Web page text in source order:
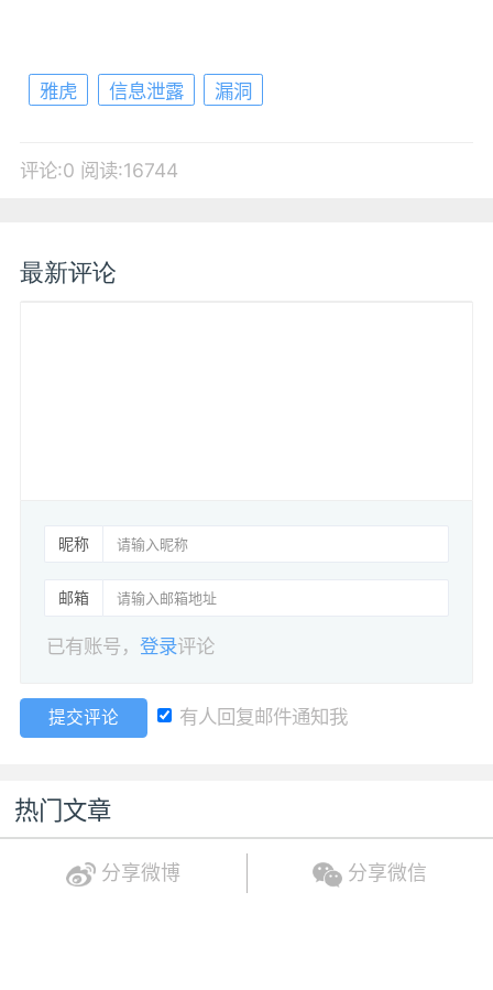
雅虎 信息泄露 漏洞
评论:0 阅读:16744
最新评论
昵称
邮箱
已有账号，登录评论
提交评论 有人回复邮件通知我
热门文章
分享微博 分享微信